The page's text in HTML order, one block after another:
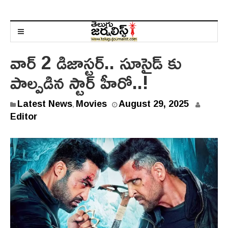
వార్ 2 డిజాస్టర్.. సూసైడ్ కు
పాల్పడిన స్టార్ హీరో..!
Latest News, Movies August 29, 2025A
u
s
t
2
,
2
Editor